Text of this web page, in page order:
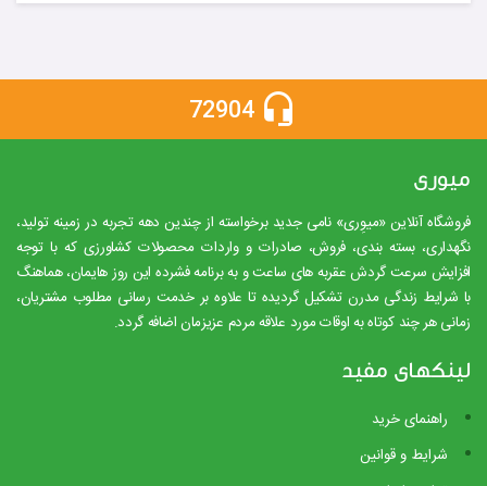
72904
میوری
فروشگاه آنلاین «میوِری» نامی جدید برخواسته از چندین دهه تجربه در زمینه تولید،
نگهداری، بسته بندی، فروش، صادرات و واردات محصولات کشاورزی که با توجه
افزایش سرعت گردش عقربه های ساعت و به برنامه فشرده این روز هایمان، هماهنگ
با شرایط زندگی مدرن تشکیل گردیده تا علاوه بر خدمت رسانی مطلوب مشتریان،
زمانی هر چند کوتاه به اوقات مورد علاقه مردم عزیزمان اضافه گردد.
لینکهای مفید
راهنمای خرید
شرایط و قوانین